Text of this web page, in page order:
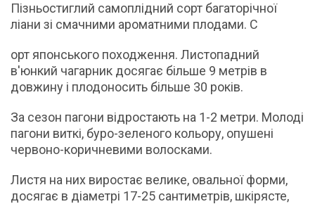
Пізньостиглий самоплідний сорт багаторічної
ліани зі смачними ароматними плодами. С
орт японського походження. Листопадний
в'юнкий чагарник досягає більше 9 метрів в
довжину і плодоносить більше 30 років.
За сезон пагони відростають на 1-2 метри. Молоді
пагони виткі, буро-зеленого кольору, опушені
червоно-коричневими волосками.
Листя на них виростає велике, овальної форми,
досягає в діаметрі 17-25 сантиметрів, шкірясте,